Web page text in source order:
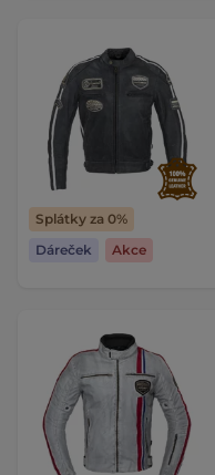
Splátky za 0%
Dáreček
Akce